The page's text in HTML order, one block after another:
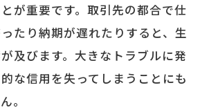
が重要です。取引先の都合で仕
たり納期が遅れたりすると、生
及びます。大きなトラブルに発
な信用を失ってしまうことにも
。